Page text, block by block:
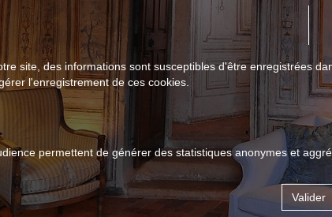
site, des informations sont susceptibles d'être enregistrées
l'enregistrement de ces cookies.
permettent de générer des statistiques anonymes et
Valider